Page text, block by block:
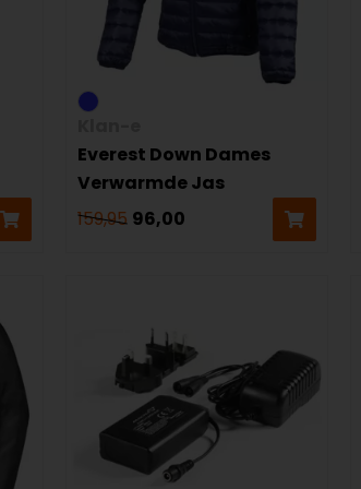
Everest Down Dames
Verwarmde Jas
159,95 96,00